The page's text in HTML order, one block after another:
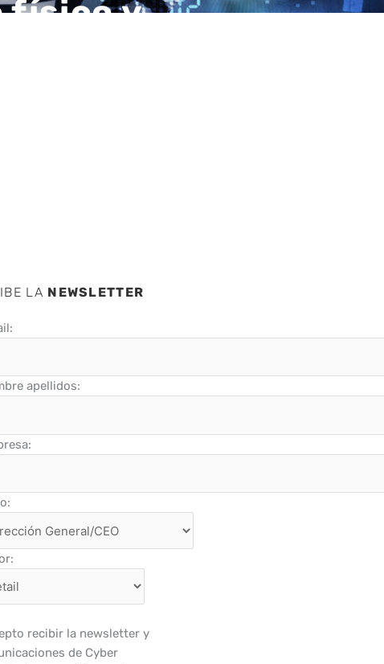
físico y
LA NEWSLETTER
apellidos:
recibir la newsletter y
de Cyber